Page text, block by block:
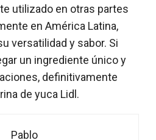
utilizado en otras partes
en América Latina,
versatilidad y sabor. Si
un ingrediente único y
definitivamente
de yuca Lidl.